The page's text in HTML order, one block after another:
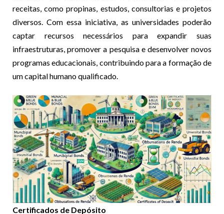
receitas, como propinas, estudos, consultorias e projetos
diversos. Com essa iniciativa, as universidades poderão
captar recursos necessários para expandir suas
infraestruturas, promover a pesquisa e desenvolver novos
programas educacionais, contribuindo para a formação de
um capital humano qualificado.
Certificados de Depósito